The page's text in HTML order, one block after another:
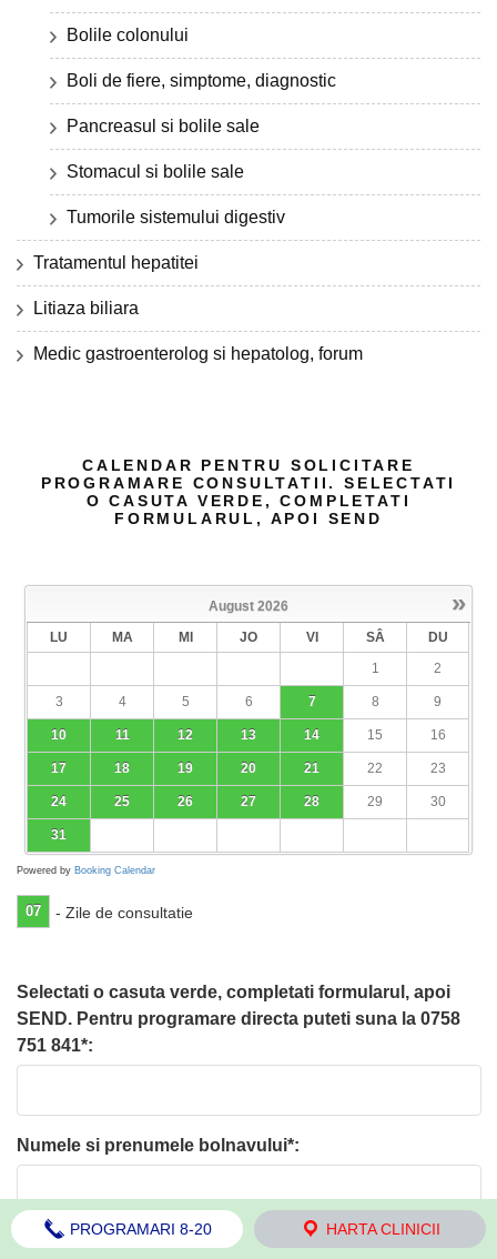
Bolile colonului
Boli de fiere, simptome, diagnostic
Pancreasul si bolile sale
Stomacul si bolile sale
Tumorile sistemului digestiv
Tratamentul hepatitei
Litiaza biliara
Medic gastroenterolog si hepatolog, forum
CALENDAR PENTRU SOLICITARE
PROGRAMARE CONSULTATII. SELECTATI
O CASUTA VERDE, COMPLETATI
FORMULARUL, APOI SEND
»
August 2026
LU
MA MI JO VI SÂ
DU
1
2
3 4 5 6 7 8 9
10 11 12 13 14 15 16
17 18 19 20 21 22 23
24 25 26 27 28 29 30
31
Powered by Booking Calendar
07 - Zile de consultatie
Selectati o casuta verde, completati formularul, apoi
SEND. Pentru programare directa puteti suna la 0758
751 841*:
Numele si prenumele bolnavului*:
Localitatea din care vine*:
PROGRAMARI 8-20 HARTA CLINICII